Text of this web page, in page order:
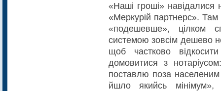
«Наші гроші»
«Меркурій партнерс».
«подешевше», цілком
системою зовсім дешево
щоб частково
домовитися з
поставлю поза
йшло якийсь